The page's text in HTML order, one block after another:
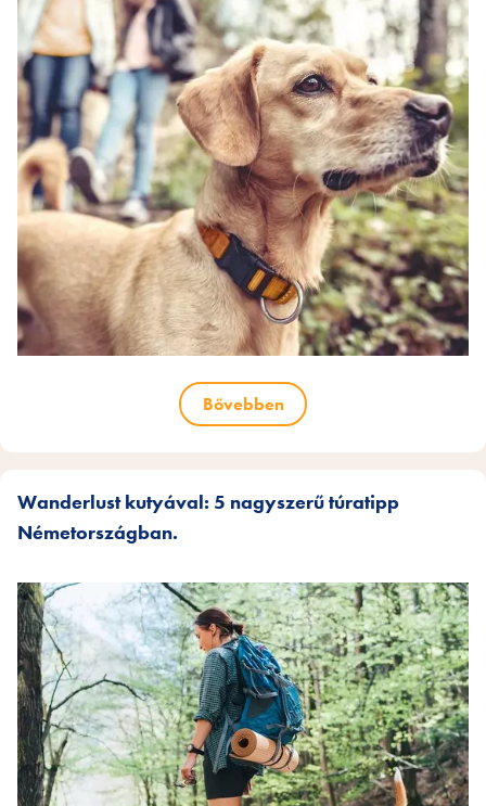
Bővebben
Wanderlust kutyával: 5 nagyszerű túratipp
Németországban.